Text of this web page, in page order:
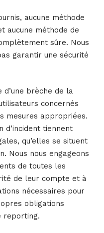
aucune méthode
aucune méthode de
sûre. Nous
garantir une sécurité
d’une brèche de la
concernés
mesures appropriées.
d’incident tiennent
qu’elles se situent
Nous nous engageons
de toutes les
de leur compte et à
nécessaires pour
obligations
reporting.